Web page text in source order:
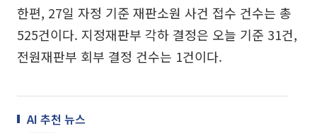
한편, 27일 자정 기준 재판소원 사건 접수 건수는 총
525건이다. 지정재판부 각하 결정은 오늘 기준 31건,
전원재판부 회부 결정 건수는 1건이다.
AI 추천 뉴스